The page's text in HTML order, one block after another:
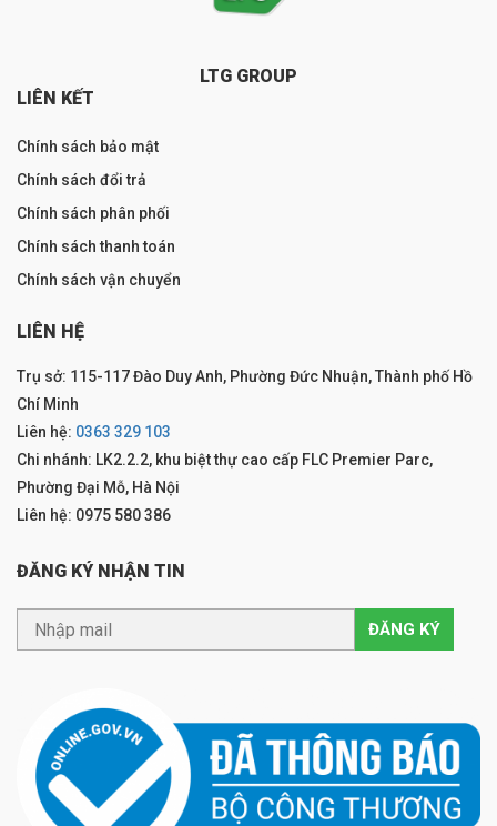
LTG GROUP
LIÊN KẾT
Chính sách bảo mật
Chính sách đổi trả
Chính sách phân phối
Chính sách thanh toán
Chính sách vận chuyển
LIÊN HỆ
Trụ sở: 115-117 Đào Duy Anh, Phường Đức Nhuận, Thành phố Hồ
Chí Minh
Liên hệ: 0363 329 103
Chi nhánh: LK2.2.2, khu biệt thự cao cấp FLC Premier Parc,
Phường Đại Mỗ, Hà Nội
Liên hệ: 0975 580 386
ĐĂNG KÝ NHẬN TIN